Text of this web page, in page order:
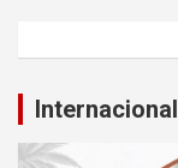
Internacional